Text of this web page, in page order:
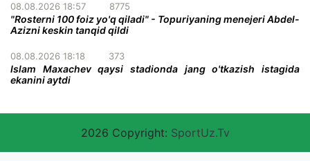
08.08.2026 18:57 8775
"Rosterni 100 foiz yo'q qiladi" - Topuriyaning menejeri Abdel-
Azizni keskin tanqid qildi
08.08.2026 18:18 373
Islam Maxachev qaysi stadionda jang o'tkazish istagida
ekanini aytdi
2026 Copyright: SportUz.Tv